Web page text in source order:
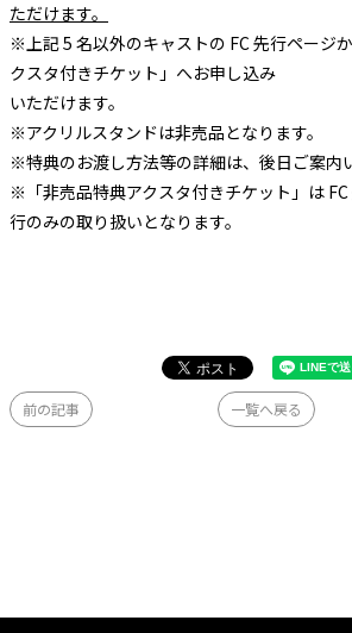
ただけます。
※上記 5 名以外のキャストの FC 先⾏ページ
クスタ付きチケット」へお申し込み
いただけます。
※アクリルスタンドは⾮売品となります。
※特典のお渡し⽅法等の詳細は、後⽇ご案内
※「⾮売品特典アクスタ付きチケット」は
⾏のみの取り扱いとなります。
一覧へ戻る
前の記事